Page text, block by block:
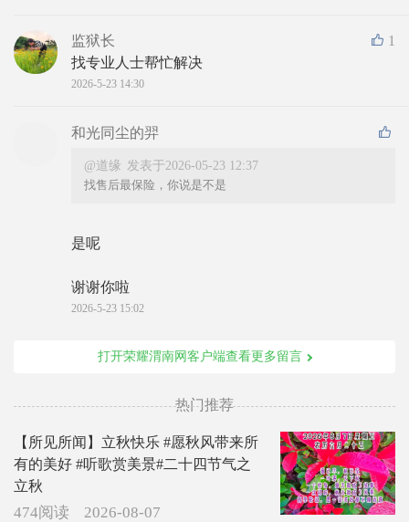
1
监狱长
找专业人士帮忙解决
2026-5-23 14:30
和光同尘的羿
@道缘 发表于2026-05-23 12:37
找售后最保险，你说是不是
是呢
谢谢你啦
2026-5-23 15:02
打开荣耀渭南网客户端查看更多留言
热门推荐
【所见所闻】立秋快乐 #愿秋风带来所
有的美好 #听歌赏美景#二十四节气之
立秋
474阅读 2026-08-07